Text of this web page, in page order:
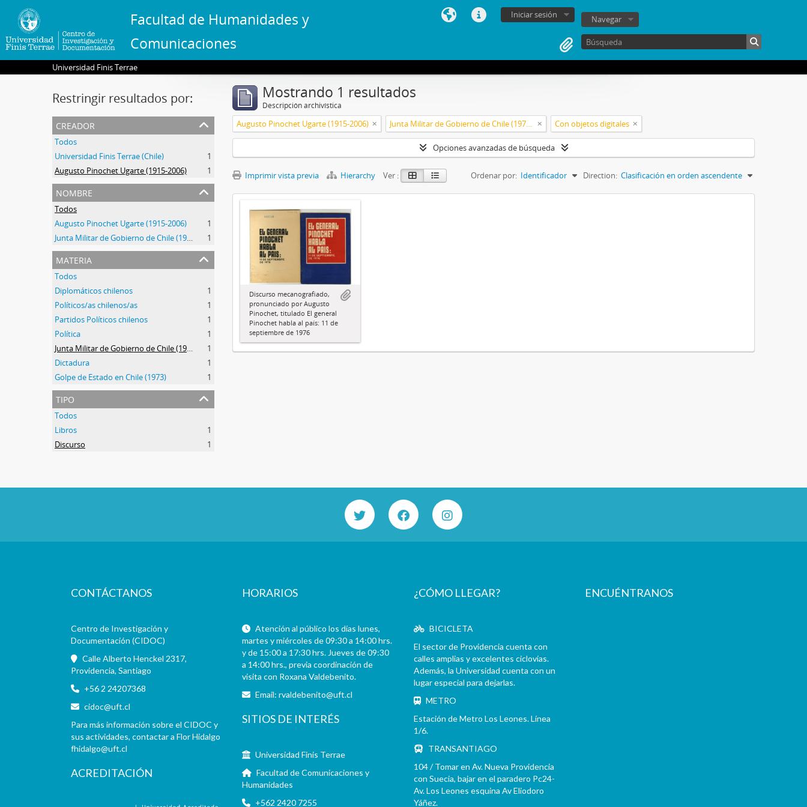
Facultad de Humanidades y
Comunicaciones
Iniciar sesión Navegar
Universidad Finis Terrae
Restringir resultados por:
creador
Todos
Universidad Finis Terrae (Chile)
1
Augusto Pinochet Ugarte (1915-2006)
1
nombre
Todos
Augusto Pinochet Ugarte (1915-2006)
1
Junta Militar de Gobierno de Chile (1973-1990)
1
materia
Todos
Diplomáticos chilenos
1
Políticos/as chilenos/as
1
Partidos Políticos chilenos
1
Política
1
Junta Militar de Gobierno de Chile (1973-1990)
1
Dictadura
1
Golpe de Estado en Chile (1973)
1
tipo
Todos
Libros
1
Discurso
1
Mostrando 1 resultados
Descripción archivística
Augusto Pinochet Ugarte (1915-2006) Junta Militar de Gobierno de Chile (1973-1990) Con objetos digitales
Opciones avanzadas de búsqueda
Imprimir vista previa Hierarchy Ver : Ordenar por: Identificador Direction: Clasificación en orden ascendente
Discurso mecanografiado,
pronunciado por Augusto
Pinochet, titulado El general
Pinochet habla al país: 11 de
septiembre de 1976
CONTÁCTANOS
Centro de Investigación y
Documentación (CIDOC)
Calle Alberto Henckel 2317,
Providencia, Santiago
+56 2 24207368
cidoc@uft.cl
Para más información sobre el CIDOC y
sus actividades, contactar a Flor Hidalgo
fhidalgo@uft.cl
ACREDITACIÓN
HORARIOS
Atención al público los días lunes,
martes y miércoles de 09:30 a 14:00 hrs.
y de 15:00 a 17:30 hrs. Jueves de 09:30
a 14:00 hrs., previa coordinación de
visita con Roxana Valdebenito.
Email:rvaldebenito@uft.cl
SITIOS DE INTERÉS
Universidad Finis Terrae
Facultad de Comunicaciones y
Humanidades
+562 2420 7255
¿CÓMO LLEGAR?
BICICLETA
El sector de Providencia cuenta con
calles amplias y excelentes ciclovías.
Además, la Universidad cuenta con un
lugar especial para dejarlas.
METRO
Estación de Metro Los Leones. Línea
1/6.
TRANSANTIAGO
104 / Tomar en Av. Nueva Providencia
con Suecia, bajar en el paradero Pc24-
Av. Los Leones esquina Av Eliodoro
Yáñez.
ENCUÉNTRANOS